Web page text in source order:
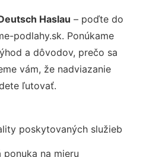
Haslau – poďte do
podlahy.sk. Ponúkame
a dôvodov, prečo sa
vám, že nadviazanie
ľutovať.
poskytovaných služieb
ponuka na mieru